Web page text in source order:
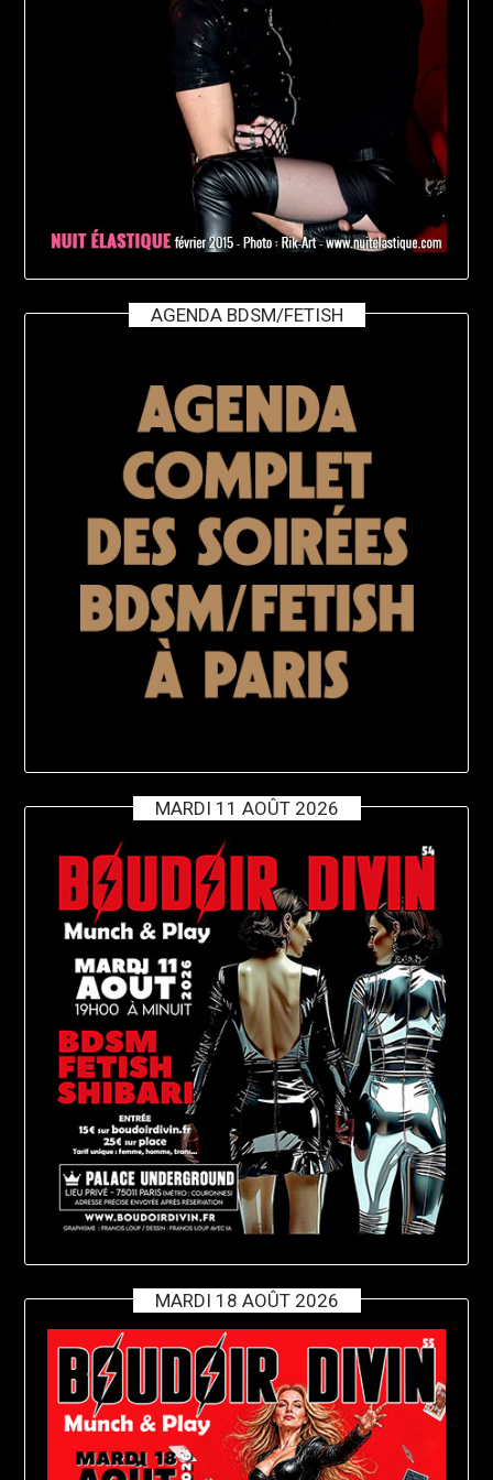
AGENDA BDSM/FETISH
MARDI 11 AOÛT 2026
MARDI 18 AOÛT 2026